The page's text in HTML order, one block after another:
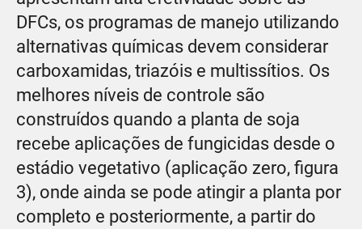
DFCs, os programas de manejo utilizando
alternativas químicas devem considerar
carboxamidas, triazóis e multissítios. Os
melhores níveis de controle são
construídos quando a planta de soja
recebe aplicações de fungicidas desde o
estádio vegetativo (aplicação zero, figura
3), onde ainda se pode atingir a planta por
completo e posteriormente, a partir do